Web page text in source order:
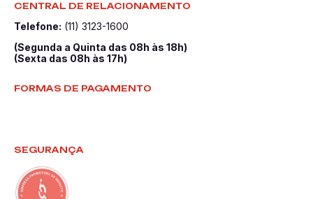
CENTRAL DE RELACIONAMENTO
Telefone: (11) 3123-1600
(Segunda a Quinta das 08h às 18h)
(Sexta das 08h às 17h)
FORMAS DE PAGAMENTO
SEGURANÇA